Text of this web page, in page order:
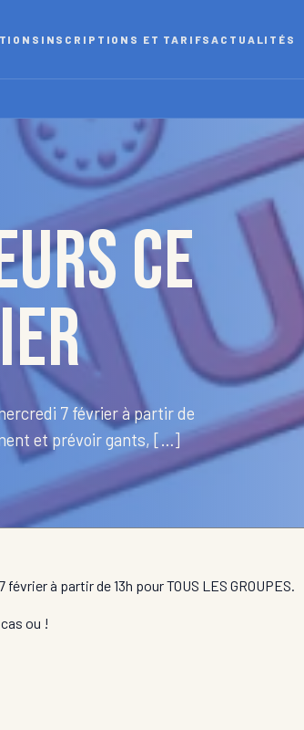
INSCRIPTIONS ET TARIFS ACTUALITÉS
ce
7 février à partir de
et prévoir gants, […]
février à partir de 13h pour TOUS LES GROUPES.
ou !